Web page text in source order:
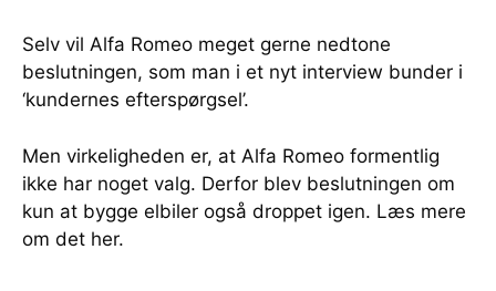
Selv vil Alfa Romeo meget gerne nedtone
beslutningen, som man i et nyt interview bunder i
‘kundernes efterspørgsel’.
Men virkeligheden er, at Alfa Romeo formentlig
ikke har noget valg. Derfor blev beslutningen om
kun at bygge elbiler også droppet igen. Læs mere
om det her.